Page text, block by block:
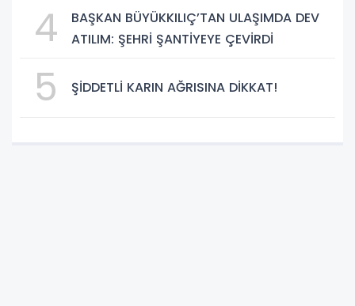
Yapay Zekâ Dönemi
4
BAŞKAN BÜYÜKKILIÇ’TAN ULAŞIMDA DEV
ATILIM: ŞEHRİ ŞANTİYEYE ÇEVİRDİ
5 ŞİDDETLİ KARIN AĞRISINA DİKKAT!